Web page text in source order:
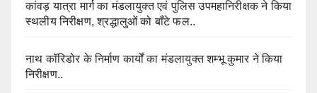
कांवड़ यात्रा मार्ग का मंडलायुक्त एवं पुलिस उपमहानिरीक्षक ने किया
स्थलीय निरीक्षण, श्रद्धालुओं को बाँटे फल..
नाथ कॉरिडोर के निर्माण कार्यों का मंडलायुक्त शम्भू कुमार ने किया
निरीक्षण..